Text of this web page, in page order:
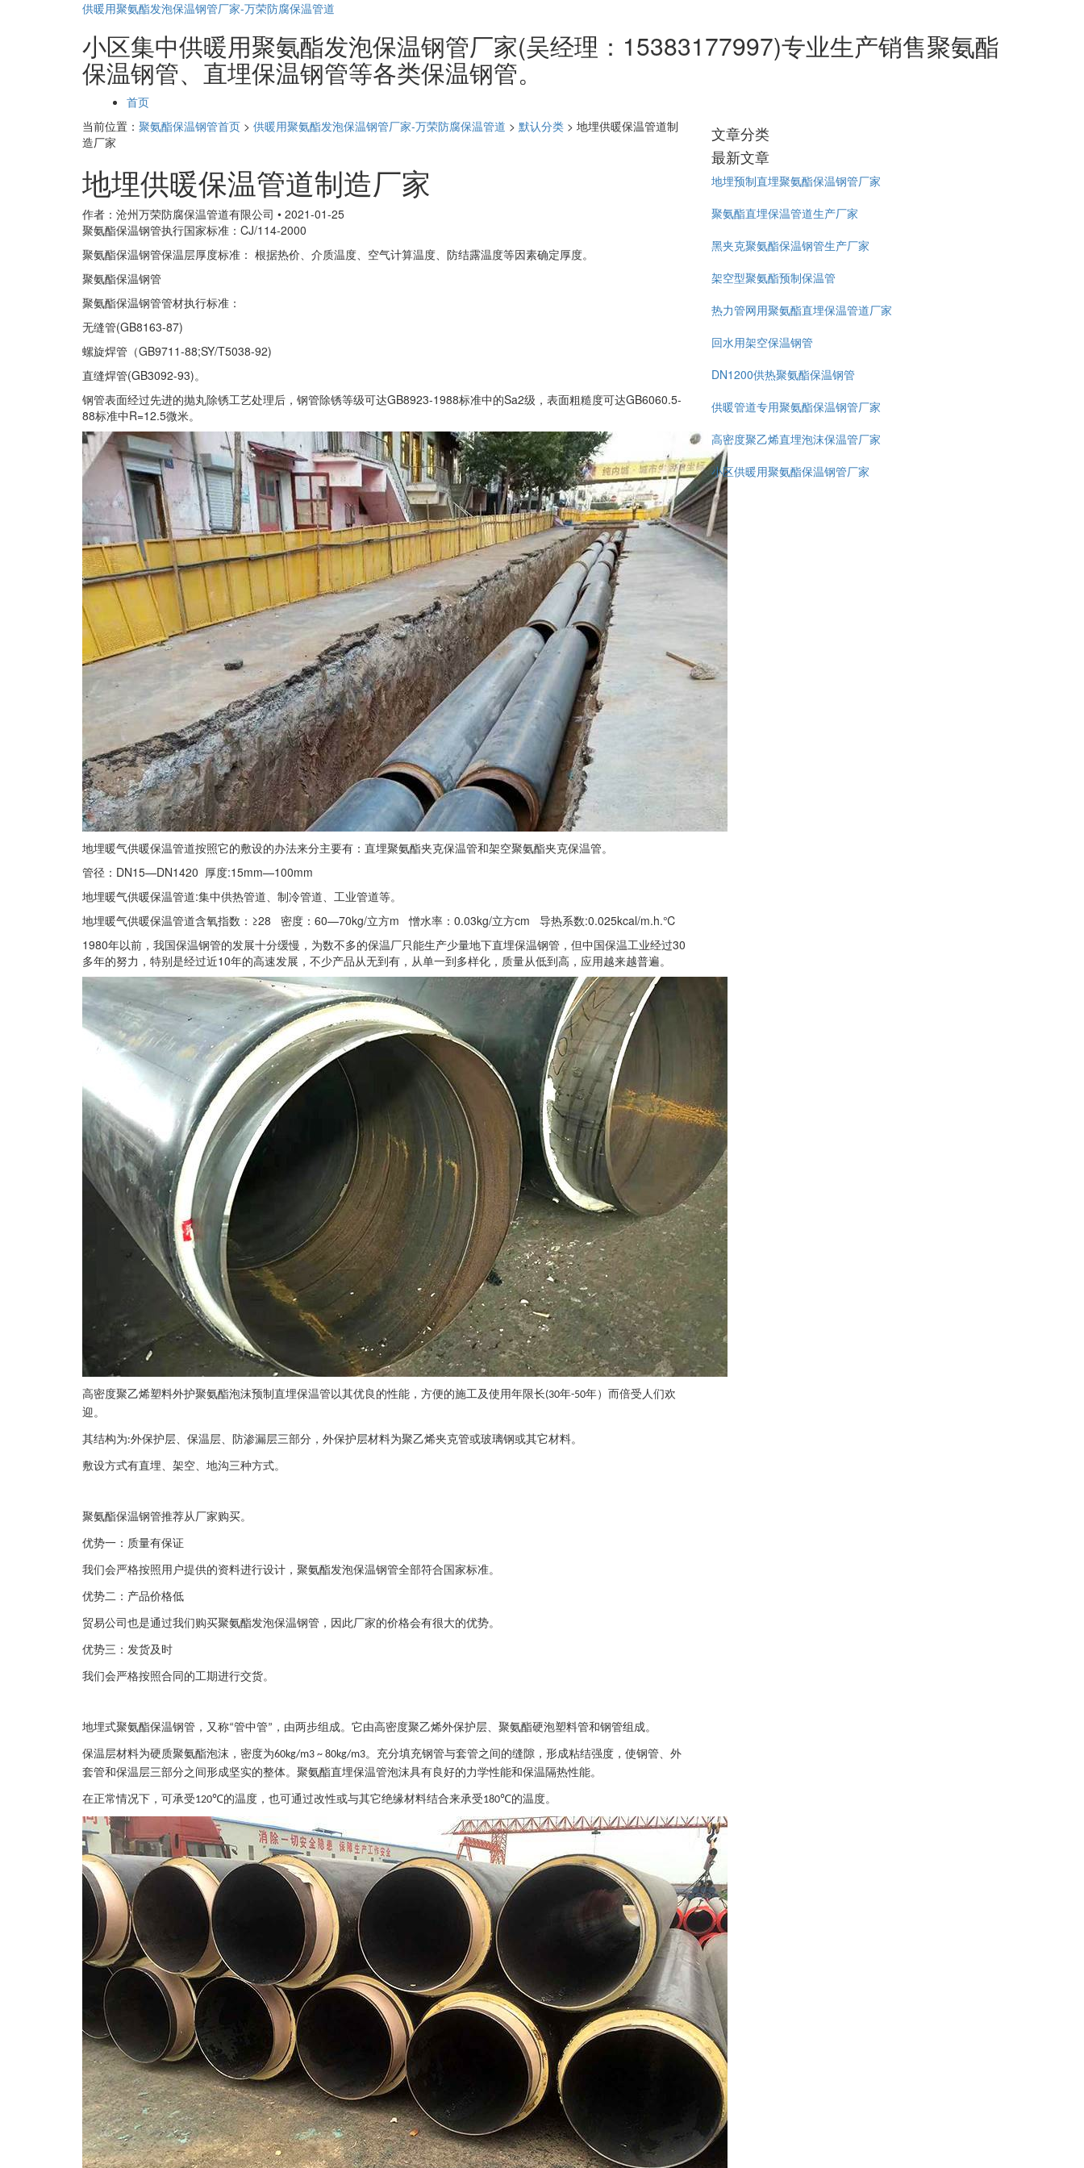
供暖用聚氨酯发泡保温钢管厂家-万荣防腐保温管道
小区集中供暖用聚氨酯发泡保温钢管厂家(吴经理：15383177997)专业生产销售聚氨酯
保温钢管、直埋保温钢管等各类保温钢管。
面
导
航
首页
当前位置： 聚氨酯保温钢管首页 > 供暖用聚氨酯发泡保温钢管厂家-万荣防腐保温管道 > 默认分类 > 地埋供暖保温管道制
造厂家
地埋供暖保温管道制造厂家
作者：沧州万荣防腐保温管道有限公司 • 2021-01-25
聚氨酯保温钢管执行国家标准：CJ/114-2000
聚氨酯保温钢管保温层厚度标准： 根据热价、介质温度、空气计算温度、防结露温度等因素确定厚度。
聚氨酯保温钢管
聚氨酯保温钢管管材执行标准：
无缝管(GB8163-87)
螺旋焊管（GB9711-88;SY/T5038-92)
直缝焊管(GB3092-93)。
钢管表面经过先进的抛丸除锈工艺处理后，钢管除锈等级可达GB8923-1988标准中的Sa2级，表面粗糙度可达GB6060.5-
88标准中R=12.5微米。
地埋暖气供暖保温管道按照它的敷设的办法来分主要有：直埋聚氨酯夹克保温管和架空聚氨酯夹克保温管。
管径：DN15—DN1420 厚度:15mm—100mm
地埋暖气供暖保温管道:集中供热管道、制冷管道、工业管道等。
地埋暖气供暖保温管道含氧指数：≥28 密度：60—70kg/立方m 憎水率：0.03kg/立方cm 导热系数:0.025kcal/m.h.℃
1980年以前，我国保温钢管的发展十分缓慢，为数不多的保温厂只能生产少量地下直埋保温钢管，但中国保温工业经过30
多年的努力，特别是经过近10年的高速发展，不少产品从无到有，从单一到多样化，质量从低到高，应用越来越普遍。
高密度聚乙烯塑料外护聚氨酯泡沫预制直埋保温管以其优良的性能，方便的施工及使用年限长(30年-50年）而倍受人们欢
迎。
其结构为:外保护层、保温层、防渗漏层三部分，外保护层材料为聚乙烯夹克管或玻璃钢或其它材料。
敷设方式有直埋、架空、地沟三种方式。
聚氨酯保温钢管推荐从厂家购买。
优势一：质量有保证
我们会严格按照用户提供的资料进行设计，聚氨酯发泡保温钢管全部符合国家标准。
优势二：产品价格低
贸易公司也是通过我们购买聚氨酯发泡保温钢管，因此厂家的价格会有很大的优势。
优势三：发货及时
我们会严格按照合同的工期进行交货。
地埋式聚氨酯保温钢管，又称“管中管” ，由两步组成。它由高密度聚乙烯外保护层、聚氨酯硬泡塑料管和钢管组成。
保温层材料为硬质聚氨酯泡沫，密度为60kg/m3 ~ 80kg/m3。充分填充钢管与套管之间的缝隙，形成粘结强度，使钢管、外
套管和保温层三部分之间形成坚实的整体。聚氨酯直埋保温管泡沫具有良好的力学性能和保温隔热性能。
在正常情况下，可承受120℃的温度，也可通过改性或与其它绝缘材料结合来承受180℃的温度。
文章分类
最新文章
地埋预制直埋聚氨酯保温钢管厂家
聚氨酯直埋保温管道生产厂家
黑夹克聚氨酯保温钢管生产厂家
架空型聚氨酯预制保温管
热力管网用聚氨酯直埋保温管道厂家
回水用架空保温钢管
DN1200供热聚氨酯保温钢管
供暖管道专用聚氨酯保温钢管厂家
高密度聚乙烯直埋泡沫保温管厂家
小区供暖用聚氨酯保温钢管厂家